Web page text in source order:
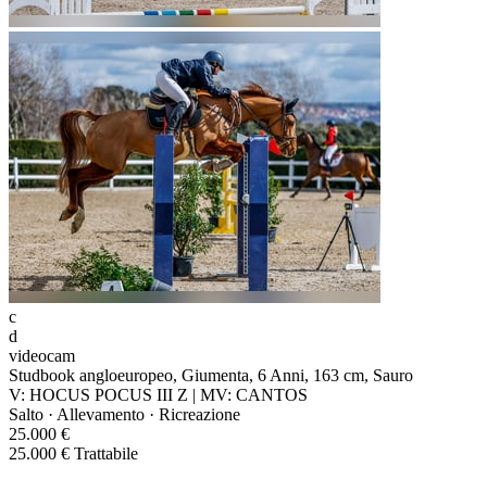
c
d
videocam
Studbook angloeuropeo, Giumenta, 6 Anni, 163 cm, Sauro
V: HOCUS POCUS III Z | MV: CANTOS
Salto · Allevamento · Ricreazione
25.000 €
25.000 € Trattabile